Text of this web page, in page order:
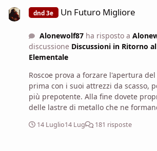
dnd 3e Un Futuro Migliore
Alonewolf87ha risposto a
discussione Discussioni in Ritorno
Elementale
Roscoe prova a forzare l'apertura
prima con i suoi attrezzi da scasso,
più prepotente. Alla fine dovete
delle lastre di metallo che ne
vittime di esplosioni, sbuffi di veleno
14 Luglio14 Lug 181 risposte